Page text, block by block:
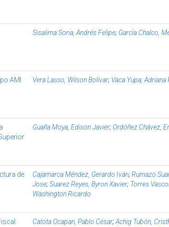
Sisalima Soria, Andrés Felipe; García Chalco,
AMI
Vera Lasso, Wilson Bolívar; Vaca Yupa, Adriana
Guaña Moya, Edison Javier;Ordóñez Chávez,
de
Cajamarca Méndez, Gerardo Iván;Rumazo
Jose;Suarez Reyes, Byron Xavier; Torres
Washington Ricardo
Catota Ocapan, Pablo César;Achig Tubón,